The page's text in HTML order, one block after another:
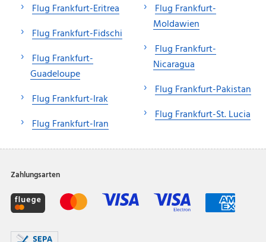
Flug Frankfurt-Eritrea
Flug Frankfurt-Fidschi
Flug Frankfurt-
Guadeloupe
Flug Frankfurt-Irak
Flug Frankfurt-Iran
Flug Frankfurt-
Moldawien
Flug Frankfurt-
Nicaragua
Flug Frankfurt-Pakistan
Flug Frankfurt-St. Lucia